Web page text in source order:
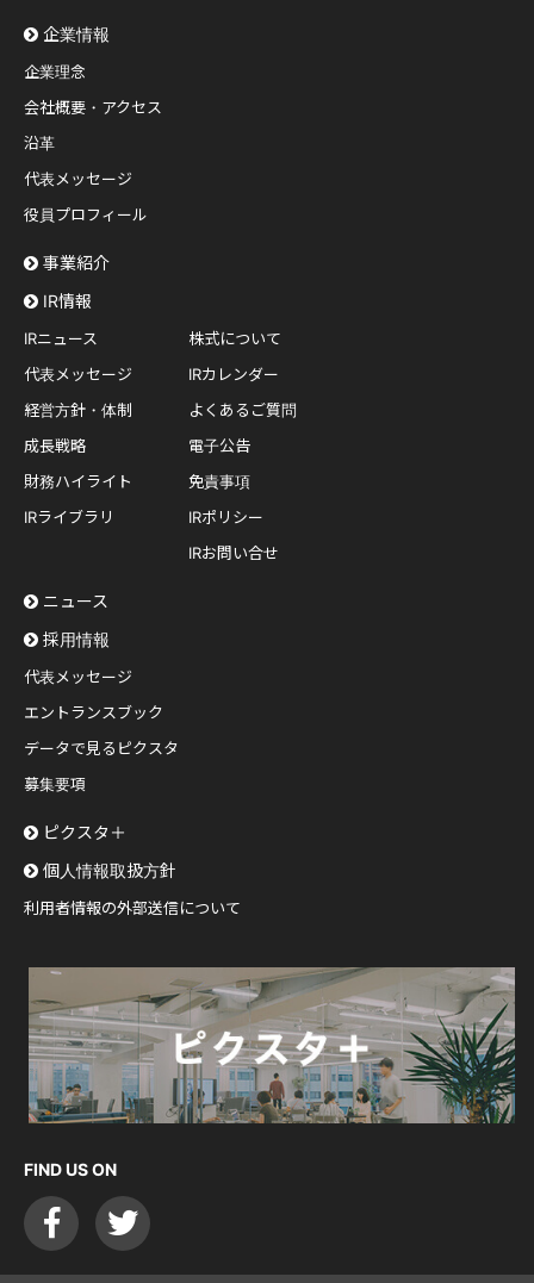
企業情報
企業理念
会社概要・アクセス
沿革
代表メッセージ
役員プロフィール
事業紹介
IR情報
IRニュース
代表メッセージ
経営方針・体制
成長戦略
財務ハイライト
IRライブラリ
株式について
IRカレンダー
よくあるご質問
電子公告
免責事項
IRポリシー
IRお問い合せ
ニュース
採用情報
代表メッセージ
エントランスブック
データで見るピクスタ
募集要項
ピクスタ＋
個人情報取扱方針
利用者情報の外部送信について
FIND US ON